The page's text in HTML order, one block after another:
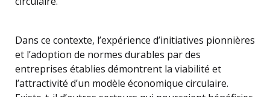
Dans ce contexte, l’expérience d’initiatives pionnières
et l’adoption de normes durables par des
entreprises établies démontrent la viabilité et
l’attractivité d’un modèle économique circulaire.